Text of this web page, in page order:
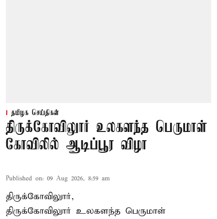
தமிழக செய்திகள்
திருக்கோவிலுார் உலகளந்த பெருமாள்
கோவிலில் ஆடிப்பூர விழா
Published on: 09 Aug 2026, 8:59 am
திருக்கோவிலுார்,
திருக்கோவிலுார் உலகளந்த பெருமாள்